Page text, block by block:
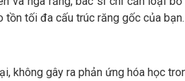
tồn tối đa cấu trúc răng gốc của bạn.
không gây ra phản ứng hóa học